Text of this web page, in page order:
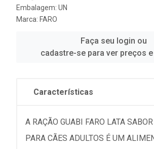
Embalagem: UN
Marca: FARO
Faça seu login ou
cadastre-se para ver preços
Características
A RAÇÃO GUABI FARO LATA
PARA CÃES ADULTOS É UM